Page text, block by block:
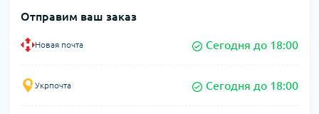
Отправим ваш заказ
Новая почта Сегодня до 18:00
Укрпочта Сегодня до 18:00